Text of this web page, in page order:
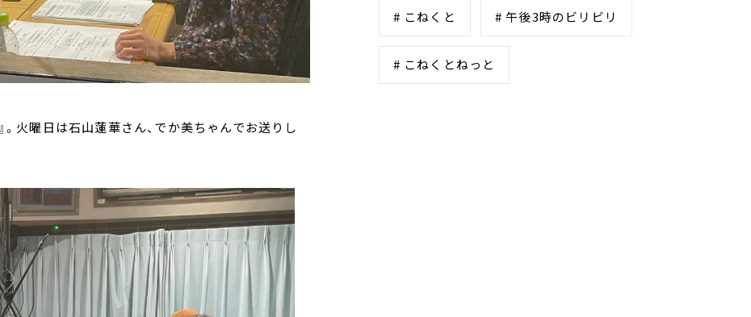
』。火曜日は石山蓮華さん、でか美ちゃんでお送りし
# こねくと # 午後3時のビリビリ
# こねくとねっと